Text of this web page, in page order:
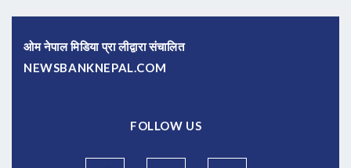
ओम नेपाल मिडिया प्रा लीद्वारा संचालित
NEWSBANKNEPAL.COM
FOLLOW US